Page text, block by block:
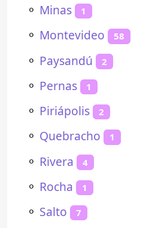
⚬ Minas 1
⚬ Montevideo 58
⚬ Paysandú 2
⚬ Pernas 1
⚬ Piriápolis 2
⚬ Quebracho 1
⚬ Rivera 4
⚬ Rocha 1
⚬ Salto 7